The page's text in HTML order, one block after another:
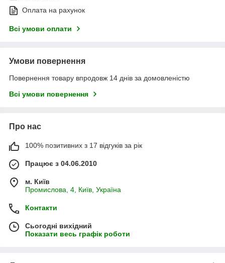
Оплата на рахунок
Всі умови оплати
Умови повернення
Повернення товару впродовж 14 днів за домовленістю
Всі умови повернення
Про нас
100% позитивних з 17 відгуків за рік
Працює з 04.06.2010
м. Київ
Промислова, 4, Київ, Україна
Контакти
Сьогодні вихідний
Показати весь графік роботи